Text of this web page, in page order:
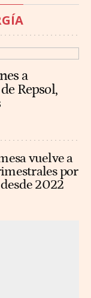
a
Repsol,
vuelve a
por
2022